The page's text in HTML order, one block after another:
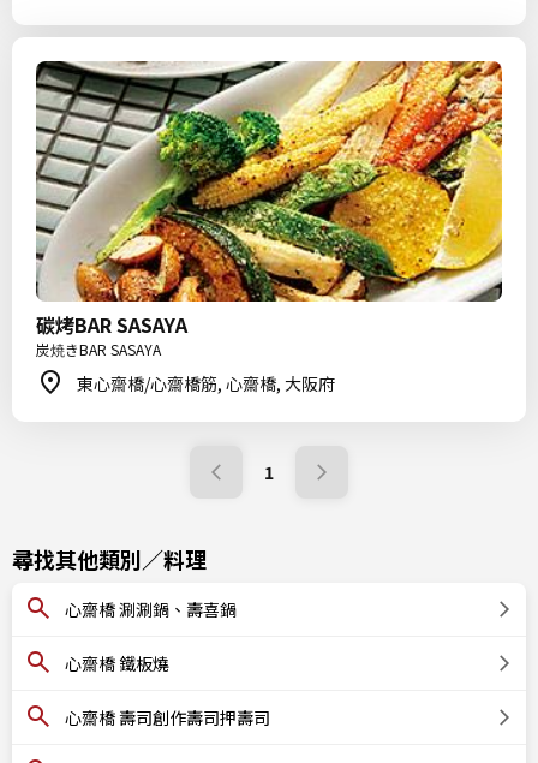
碳烤BAR SASAYA
炭焼きBAR SASAYA
東心齋橋/心齋橋筋, 心齋橋, 大阪府
1
尋找其他類別／料理
心齋橋 涮涮鍋、壽喜鍋
心齋橋 鐵板燒
心齋橋 壽司創作壽司押壽司